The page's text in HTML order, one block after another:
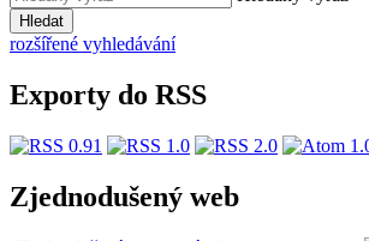
Hledat
rozšířené vyhledávání
Exporty do RSS
Zjednodušený web